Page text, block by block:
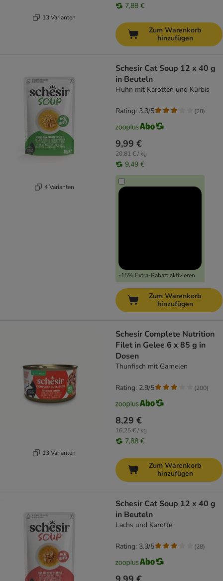
13 Varianten
7,88 €
Zum Warenkorb
hinzufügen
4 Varianten
Schesir Cat Soup 12 x 40 g
in Beuteln
Huhn mit Karotten und Kürbis
9,99 €
20,81 € / kg
9,49 €
-15% Extra-Rabatt aktivieren
Rating: 3.3/5 (28)
Zum Warenkorb
hinzufügen
13 Varianten
Schesir Complete Nutrition
Filet in Gelee 6 x 85 g in
Dosen
Thunfisch mit Garnelen
8,29 €
16,25 € / kg
7,88 €
Rating: 2.9/5 (200)
Zum Warenkorb
hinzufügen
Schesir Cat Soup 12 x 40 g
in Beuteln
Lachs und Karotte
Rating: 3.3/5 (28)